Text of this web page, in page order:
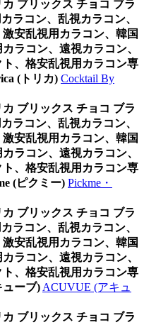
カ ブリックス チョコ ブラ
ラコン、乱視カラコン、
安乱視用カラコン、韓国
ラコン、遠視カラコン、
、格安乱視用カラコン専
(トリカ) Cocktail By
カ ブリックス チョコ ブラ
ラコン、乱視カラコン、
安乱視用カラコン、韓国
ラコン、遠視カラコン、
、格安乱視用カラコン専
(ピクミー) Pickme・
カ ブリックス チョコ ブラ
ラコン、乱視カラコン、
安乱視用カラコン、韓国
ラコン、遠視カラコン、
、格安乱視用カラコン専
ーブ) ACUVUE (アキュ
カ ブリックス チョコ ブラ